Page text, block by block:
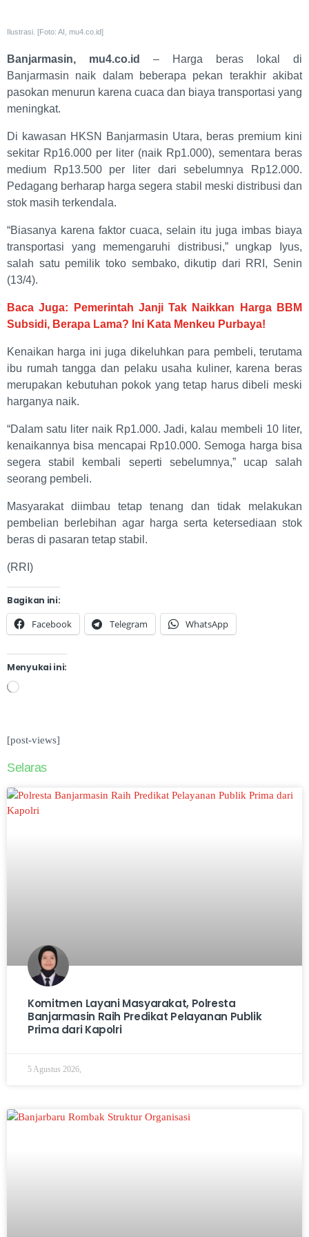
Ilustrasi. [Foto: AI, mu4.co.id]
Banjarmasin, mu4.co.id
– Harga beras lokal di
Banjarmasin naik dalam beberapa pekan terakhir akibat
pasokan menurun karena cuaca dan biaya transportasi yang
meningkat.
Di kawasan HKSN Banjarmasin Utara, beras premium kini
sekitar Rp16.000 per liter (naik Rp1.000), sementara beras
medium Rp13.500 per liter dari sebelumnya Rp12.000.
Pedagang berharap harga segera stabil meski distribusi dan
stok masih terkendala.
“Biasanya karena faktor cuaca, selain itu juga imbas biaya
transportasi yang memengaruhi distribusi,” ungkap Iyus,
salah satu pemilik toko sembako, dikutip dari RRI, Senin
(13/4).
Baca Juga: Pemerintah Janji Tak Naikkan Harga BBM
Subsidi, Berapa Lama? Ini Kata Menkeu Purbaya!
Kenaikan harga ini juga dikeluhkan para pembeli, terutama
ibu rumah tangga dan pelaku usaha kuliner, karena beras
merupakan kebutuhan pokok yang tetap harus dibeli meski
harganya naik.
“Dalam satu liter naik Rp1.000. Jadi, kalau membeli 10 liter,
kenaikannya bisa mencapai Rp10.000. Semoga harga bisa
segera stabil kembali seperti sebelumnya,” ucap salah
seorang pembeli.
Masyarakat diimbau tetap tenang dan tidak melakukan
pembelian berlebihan agar harga serta ketersediaan stok
beras di pasaran tetap stabil.
(RRI)
Bagikan ini:
Facebook Telegram WhatsApp
Menyukai ini:
[post-views]
Selaras
Komitmen Layani Masyarakat, Polresta
Banjarmasin Raih Predikat Pelayanan Publik
Prima dari Kapolri
5 Agustus 2026,